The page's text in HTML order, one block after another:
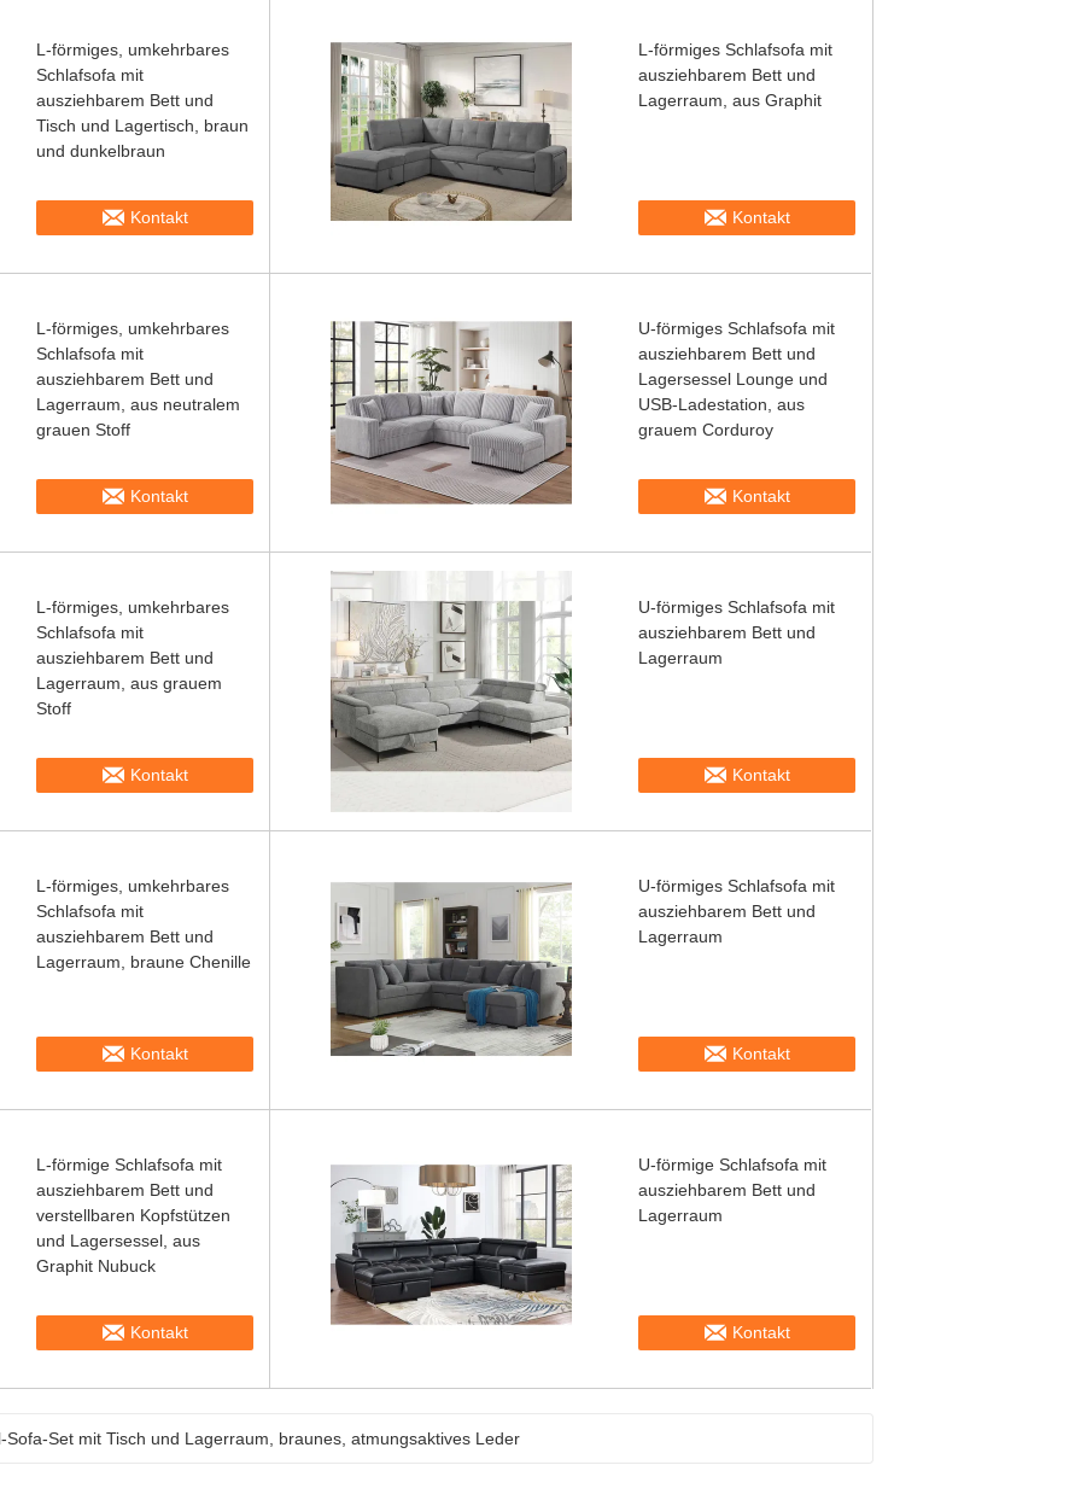
L-förmiges, umkehrbares
Schlafsofa mit
ausziehbarem Bett und
Tisch und Lagertisch, braun
und dunkelbraun
Kontakt
L-förmiges Schlafsofa mit
ausziehbarem Bett und
Lagerraum, aus Graphit
Kontakt
L-förmiges, umkehrbares
Schlafsofa mit
ausziehbarem Bett und
Lagerraum, aus neutralem
grauen Stoff
Kontakt
U-förmiges Schlafsofa mit
ausziehbarem Bett und
Lagersessel Lounge und
USB-Ladestation, aus
grauem Corduroy
Kontakt
L-förmiges, umkehrbares
Schlafsofa mit
ausziehbarem Bett und
Lagerraum, aus grauem
Stoff
Kontakt
U-förmiges Schlafsofa mit
ausziehbarem Bett und
Lagerraum
Kontakt
L-förmiges, umkehrbares
Schlafsofa mit
ausziehbarem Bett und
Lagerraum, braune Chenille
Kontakt
U-förmiges Schlafsofa mit
ausziehbarem Bett und
Lagerraum
Kontakt
L-förmige Schlafsofa mit
ausziehbarem Bett und
verstellbaren Kopfstützen
und Lagersessel, aus
Graphit Nubuck
Kontakt
U-förmige Schlafsofa mit
ausziehbarem Bett und
Lagerraum
Kontakt
Sofa-Set mit Tisch und Lagerraum, braunes, atmungsaktives Leder